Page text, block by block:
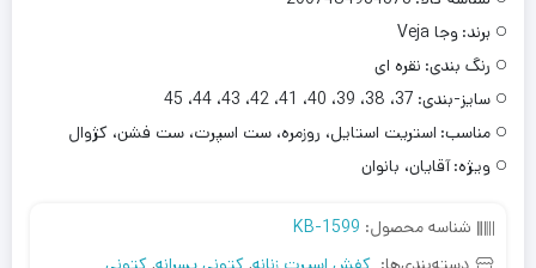
برند: وجا Veja
رنگ بندی: نقره ای
سایز-بندی: 37، 38، 39، 40، 41، 42، 43، 44، 45
مناسب: استریت استایل، روزمره، ست اسپرت، ست فشن، کژوال
ویژه: آقایان، بانوان
شناسه محصول: KB-1599